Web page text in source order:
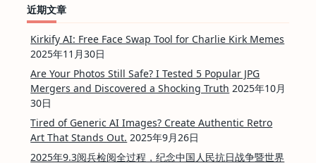
近期文章
Kirkify AI: Free Face Swap Tool for Charlie Kirk Memes
2025年11月30日
Are Your Photos Still Safe? I Tested 5 Popular JPG
Mergers and Discovered a Shocking Truth 2025年10月
30日
Tired of Generic AI Images? Create Authentic Retro
Art That Stands Out. 2025年9月26日
2025年9.3阅兵检阅全过程，纪念中国人民抗日战争暨世界